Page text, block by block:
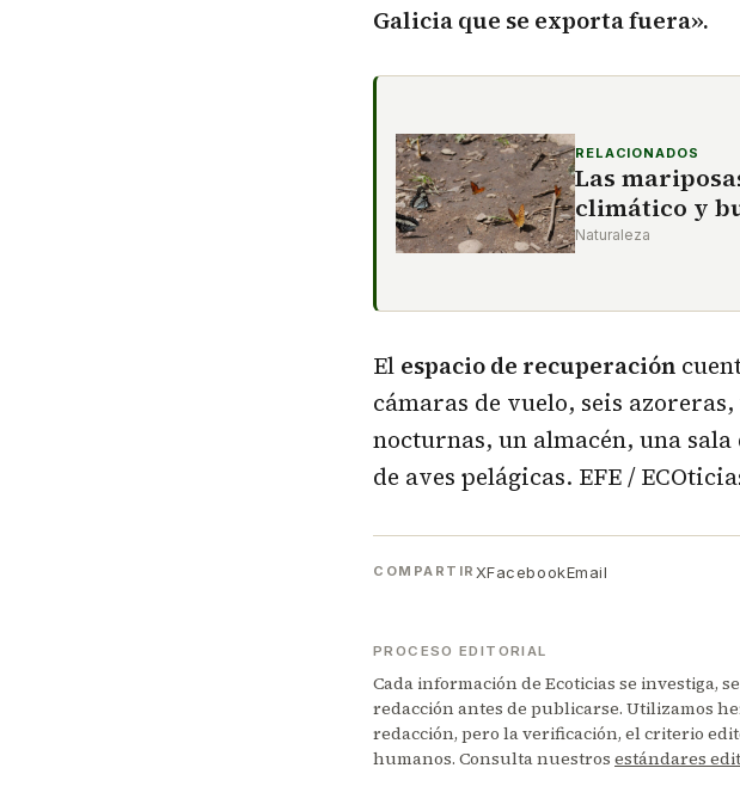
Galicia que se exporta fuera».
RELACIONADOS
Las
climático y
Naturaleza
El espacio de recuperación
cámaras de vuelo, seis
nocturnas, un almacén, una
de aves pelágicas. EFE /
COMPARTIR XFacebookEmail
PROCESO EDITORIAL
Cada información de Ecoticias se investiga,
redacción antes de publicarse. Utilizamos
redacción, pero la verificación, el criterio
humanos. Consulta nuestros estándares